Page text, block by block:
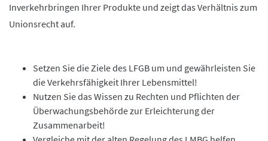
Inverkehrbringen Ihrer Produkte und zeigt das Verhältnis zum
Unionsrecht auf.
Setzen Sie die Ziele des LFGB um und gewährleisten Sie
die Verkehrsfähigkeit Ihrer Lebensmittel!
Nutzen Sie das Wissen zu Rechten und Pflichten der
Überwachungsbehörde zur Erleichterung der
Zusammenarbeit!